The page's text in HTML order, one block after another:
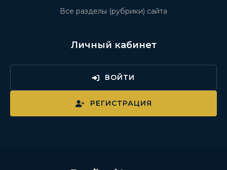
Все разделы (рубрики) сайта
Личный кабинет
ВОЙТИ
РЕГИСТРАЦИЯ